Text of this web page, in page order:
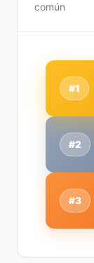
común
#2
#1
#3